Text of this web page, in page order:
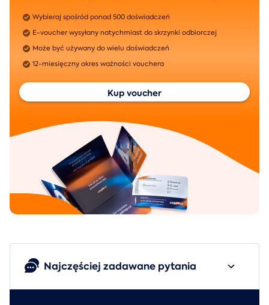
Wybieraj spośród ponad 500 doświadczeń
E-voucher wysyłany natychmiast do skrzynki odbiorczej
Może być używany do wielu doświadczeń
12-miesięczny okres ważności vouchera
Kup voucher
Najczęściej zadawane pytania